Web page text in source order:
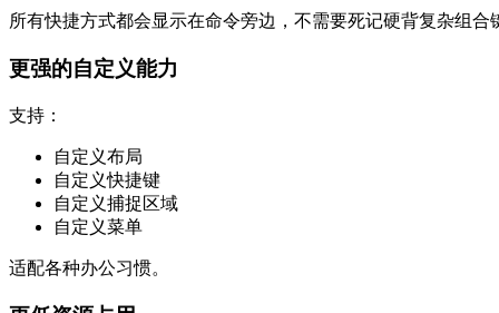
所有快捷方式都会显示在命令旁边，不需要死记硬背复杂组合
更强的自定义能力
支持：
自定义布局
自定义快捷键
自定义捕捉区域
自定义菜单
适配各种办公习惯。